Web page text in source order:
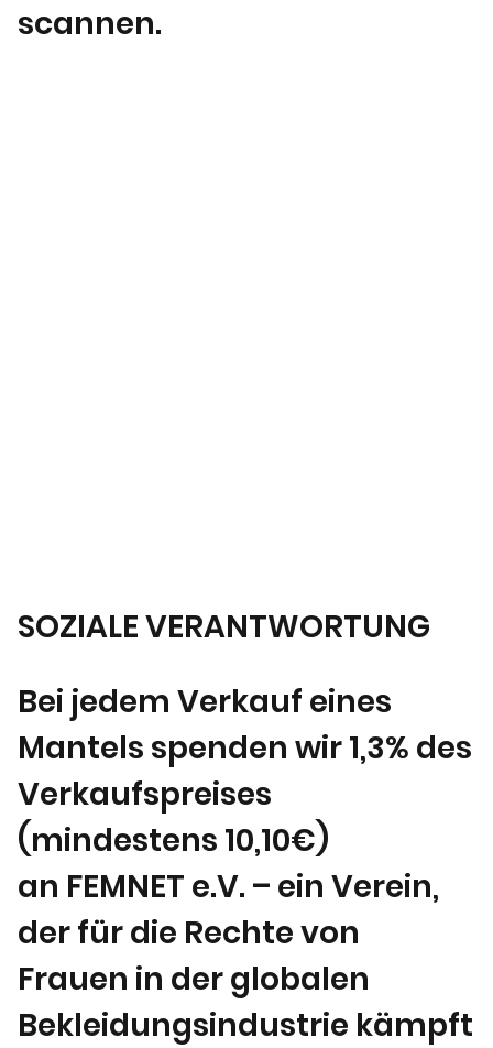
SOZIALE VERANTWORTUNG
Bei jedem Verkauf eines
Mantels spenden wir 1,3% des
Verkaufspreises
(mindestens 10,10€)
an FEMNET e.V. – ein Verein,
der für die Rechte von
Frauen in der globalen
Bekleidungsindustrie kämpft
scannen.